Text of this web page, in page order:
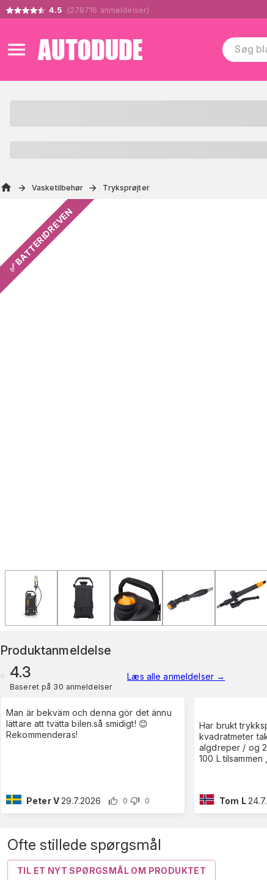
4.5 (278716 anmeldelser)
Vasketilbehør Tryksprøjter
✅ BATTERIDREVEN
Produktanmeldelse
4.3
Baseret på 30 anmeldelser
Læs alle anmeldelser→
Man är bekväm och denna gör det ännu
lättare att tvätta bilen.så smidigt! 😊
Rekommenderas!
Peter V29.7.2026 0 0
Har brukt trykksprøytea til 230
kvadratmeter takstein , først mose og
algdreper / og
100 L
Tom L
Ofte stillede spørgsmål
TIL ET NYT SPØRGSMÅL OM PRODUKTET